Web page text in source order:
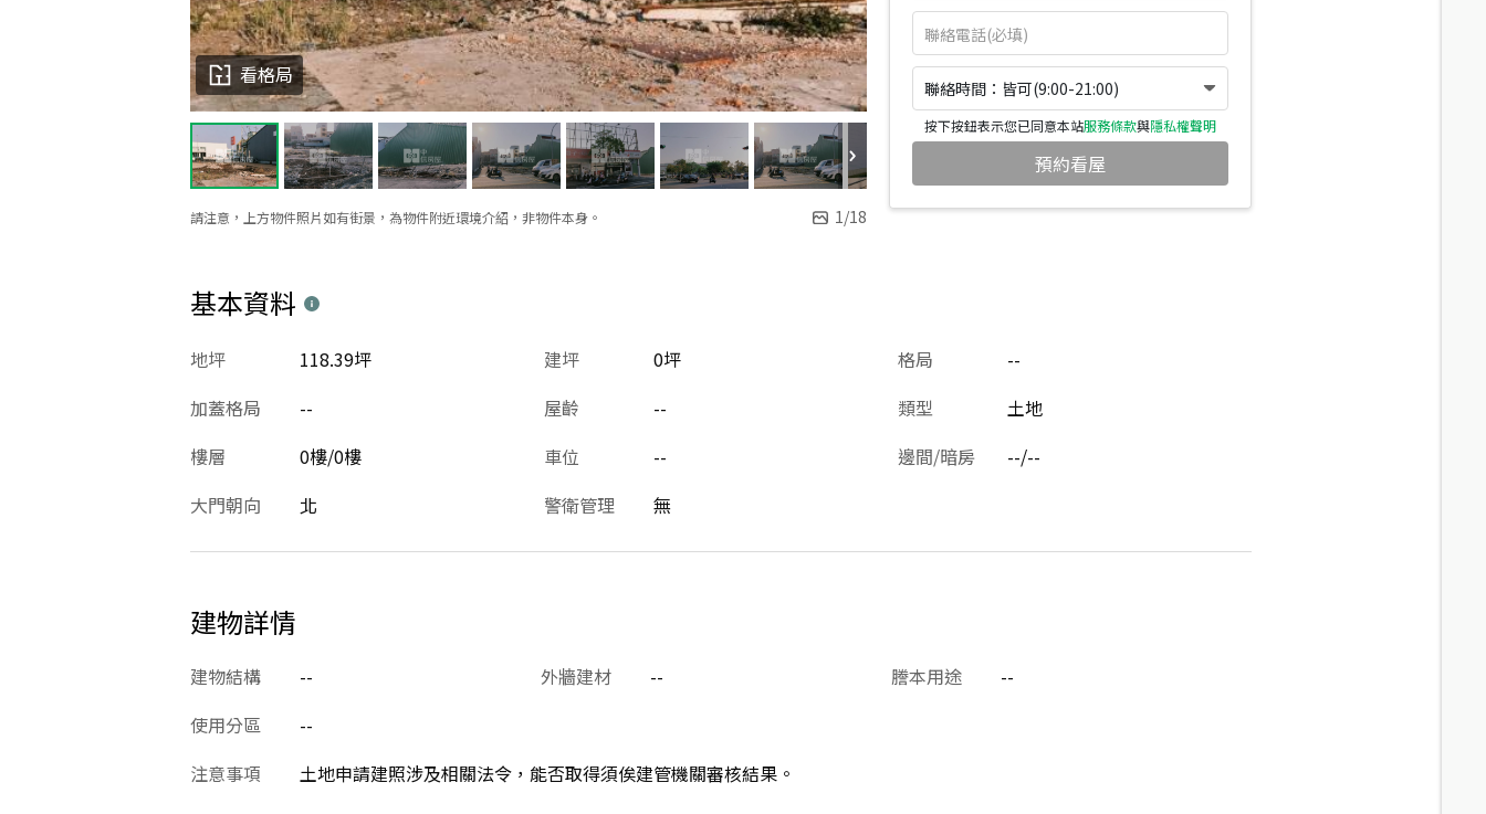
請注意，上方物件照片如有街景，為物件附近環境介紹，非物件本身。 1/18
看格局
聯絡時間：皆可(9:00-21:00)
按下按鈕表示您已同意本站服務條款與隱私權聲明
預約看屋
基本資料
建坪 0坪
地坪 118.39坪 格局
--
加蓋格局
-- 屋齡 -- 類型
土地
樓層
0樓/0樓 車位 -- 邊間/暗房
--/--
大門朝向
北 警衛管理 無
建物詳情
建物結構 -- 外牆建材 -- 謄本用途
--
使用分區
--
注意事項
土地申請建照涉及相關法令，能否取得須俟建管機關審核結果。